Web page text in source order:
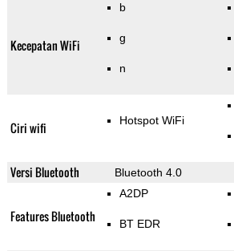
Kecepatan WiFi
b
g
n
Ciri wifi Hotspot WiFi
Versi Bluetooth Bluetooth 4.0
Features Bluetooth
A2DP
BT EDR